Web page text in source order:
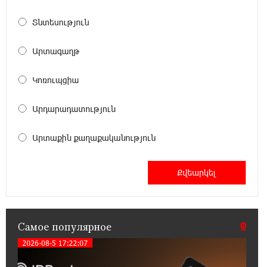
Никогда Нагорный Карабах не был в составе
независимого Азербайджана. Аршак
содействовать освобождению армянских заключенных,
Против кого вооружается Азербайджан?
При поддержке Ucom в спортивной школе
Вайка установлена солнечная
электростанция мощностью 15 кВт
Տնտեսություն
Արտագաղթ
Կոռուպցիա
Արդարադատություն
Արտաքին քաղաքականություն
Самое популярное
2026-08-5 17:22:07